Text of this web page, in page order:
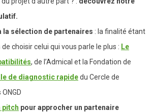
la sélection de partenaires : la finalité étant
choisir celui qui vous parle le plus : Le
, de l’Admical et la Fondation de
de diagnostic rapidedu Cercle de
pitch pour approcher un partenaire